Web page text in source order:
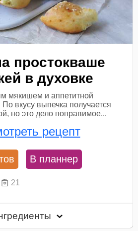
простокваше
в духовке
мякишем и аппетитной
вкусу выпечка получается
но это дело поправимое...
рецепт
В планнер
21